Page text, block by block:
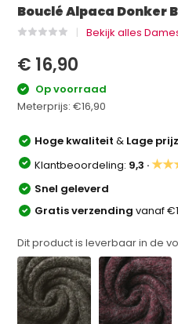
Bouclé Alpaca Donker
Bekijk alles
€ 16,90
Op voorraad
Meterprijs:€16,90
Hoge kwaliteit& Lage
Klantbeoordeling: 9,3 ·
Snel geleverd
Gratis verzendingvanaf
Dit product is leverbaar in de